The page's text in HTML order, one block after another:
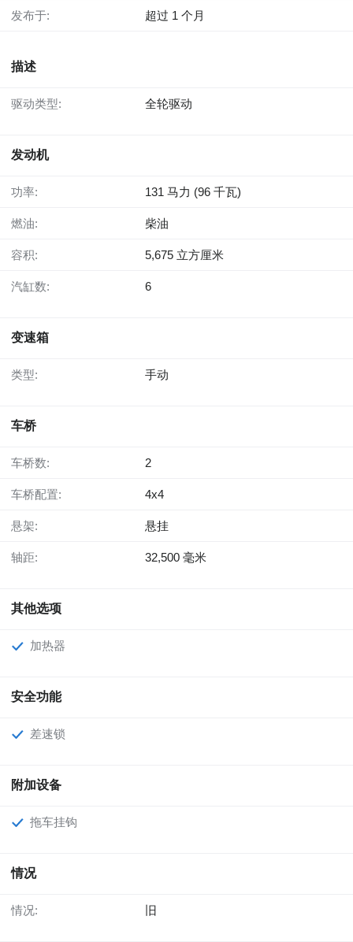
发布于: 超过 1 个月
描述
驱动类型: 全轮驱动
发动机
功率: 131 马力 (96 千瓦)
燃油: 柴油
容积: 5,675 立方厘米
汽缸数: 6
变速箱
类型: 手动
车桥
车桥数: 2
车桥配置: 4x4
悬架: 悬挂
轴距: 32,500 毫米
其他选项
加热器
安全功能
差速锁
附加设备
拖车挂钩
情况
情况: 旧